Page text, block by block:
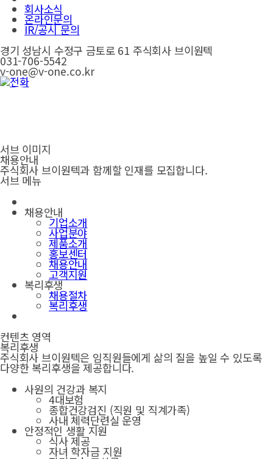
회사소식
온라인문의
IR/공시 문의
경기 성남시 수정구 금토로 61 주식회사 브이원텍
031-706-5542
v-one@v-one.co.kr
서브 이미지
채용안내
주식회사 브이원텍과 함께할 인재를 모집합니다.
서브 메뉴
채용안내
기업소개
사업분야
제품소개
홍보센터
채용안내
고객지원
복리후생
채용절차
복리후생
컨텐츠 영역
복리후생
주식회사 브이원텍은 임직원들에게 삶의 질을 높일 수 있도록
다양한 복리후생을 제공합니다.
사원의 건강과 복지
4대보험
종합건강검진 (직원 및 직계가족)
사내 체력단련실 운영
안정적인 생활 지원
식사 제공
자녀 학자금 지원